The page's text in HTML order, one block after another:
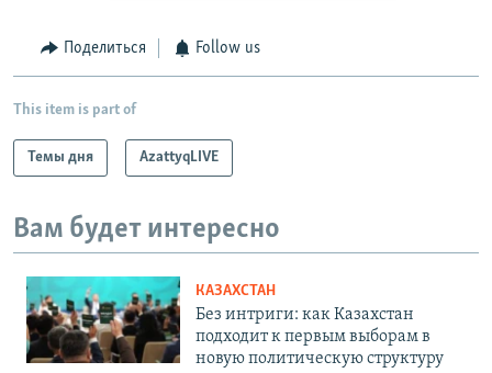
Поделиться Follow us
This item is part of
Темы дня AzattyqLIVE
Вам будет интересно
КАЗАХСТАН
Без интриги: как Казахстан
подходит к первым выборам в
новую политическую структуру